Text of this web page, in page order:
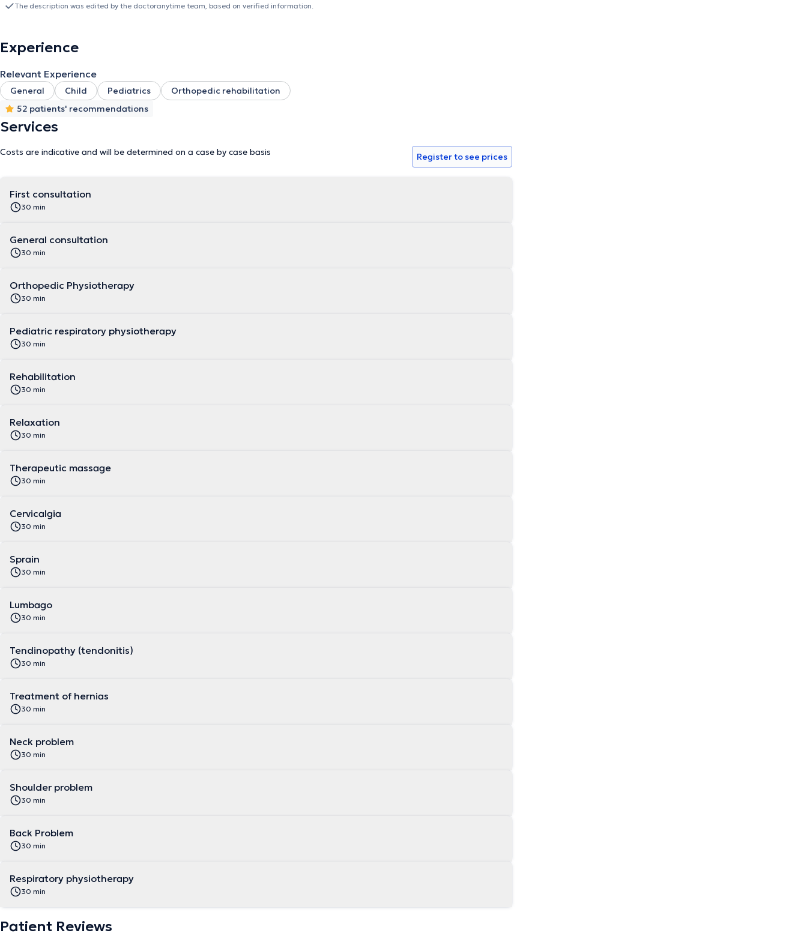
besoins.
The description was edited by the doctoranytime team, based on verified information.
Experience
Relevant Experience
General Child Pediatrics
Orthopedic rehabilitation
52 patients' recommendations
Services
Costs are indicative and will be determined on a case by case basis Register to see prices
First consultation
30 min
General consultation
30 min
Orthopedic Physiotherapy
30 min
Pediatric respiratory physiotherapy
30 min
Rehabilitation
30 min
Relaxation
30 min
Therapeutic massage
30 min
Cervicalgia
30 min
Sprain
30 min
Lumbago
30 min
Tendinopathy (tendonitis)
30 min
Treatment of hernias
30 min
Neck problem
30 min
Shoulder problem
30 min
Back Problem
30 min
Respiratory physiotherapy
30 min
Patient Reviews